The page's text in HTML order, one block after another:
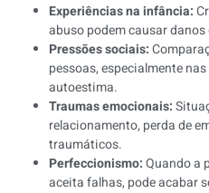
Experiências na infância:
abuso podem causar
Pressões sociais:
pessoas, especialmente
autoestima.
Traumas emocionais:
relacionamento, perda de
traumáticos.
Perfeccionismo:Quando a
aceita falhas, pode acabar